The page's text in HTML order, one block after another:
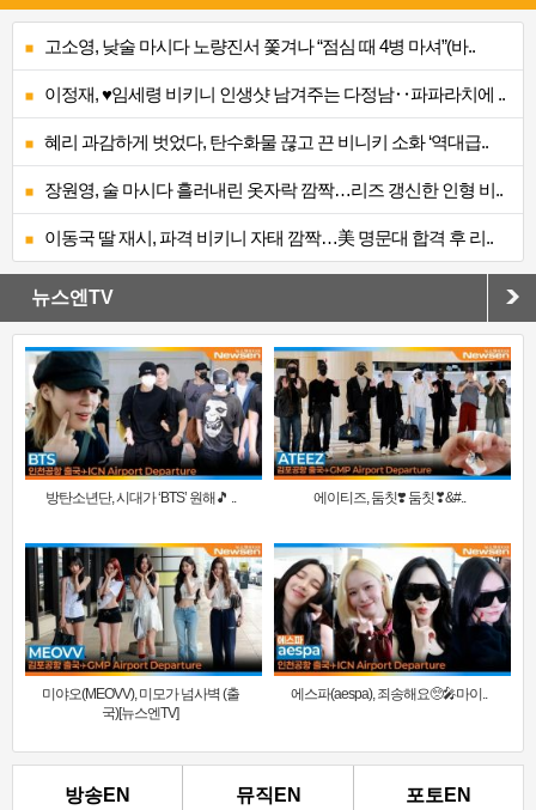
고소영, 낮술 마시다 노량진서 쫓겨나 “점심 때 4병 마셔”(바..
이정재, ♥임세령 비키니 인생샷 남겨주는 다정남‥파파라치에 ..
혜리 과감하게 벗었다, 탄수화물 끊고 끈 비니키 소화 ‘역대급..
장원영, 술 마시다 흘러내린 옷자락 깜짝…리즈 갱신한 인형 비..
이동국 딸 재시, 파격 비키니 자태 깜짝…美 명문대 합격 후 리..
뉴스엔TV
방탄소년단, 시대가 ‘BTS’ 원해🎵 .. 에이티즈, 둠칫❣️ 둠칫❣&#..
미야오(MEOVV), 미모가 넘사벽 (출
국)[뉴스엔TV]
에스파(aespa), 죄송해요🥺🎤마이..
방송EN 뮤직EN 포토EN